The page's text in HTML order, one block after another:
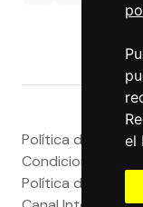
el
Política de
Condiciones de
Política de Cookies